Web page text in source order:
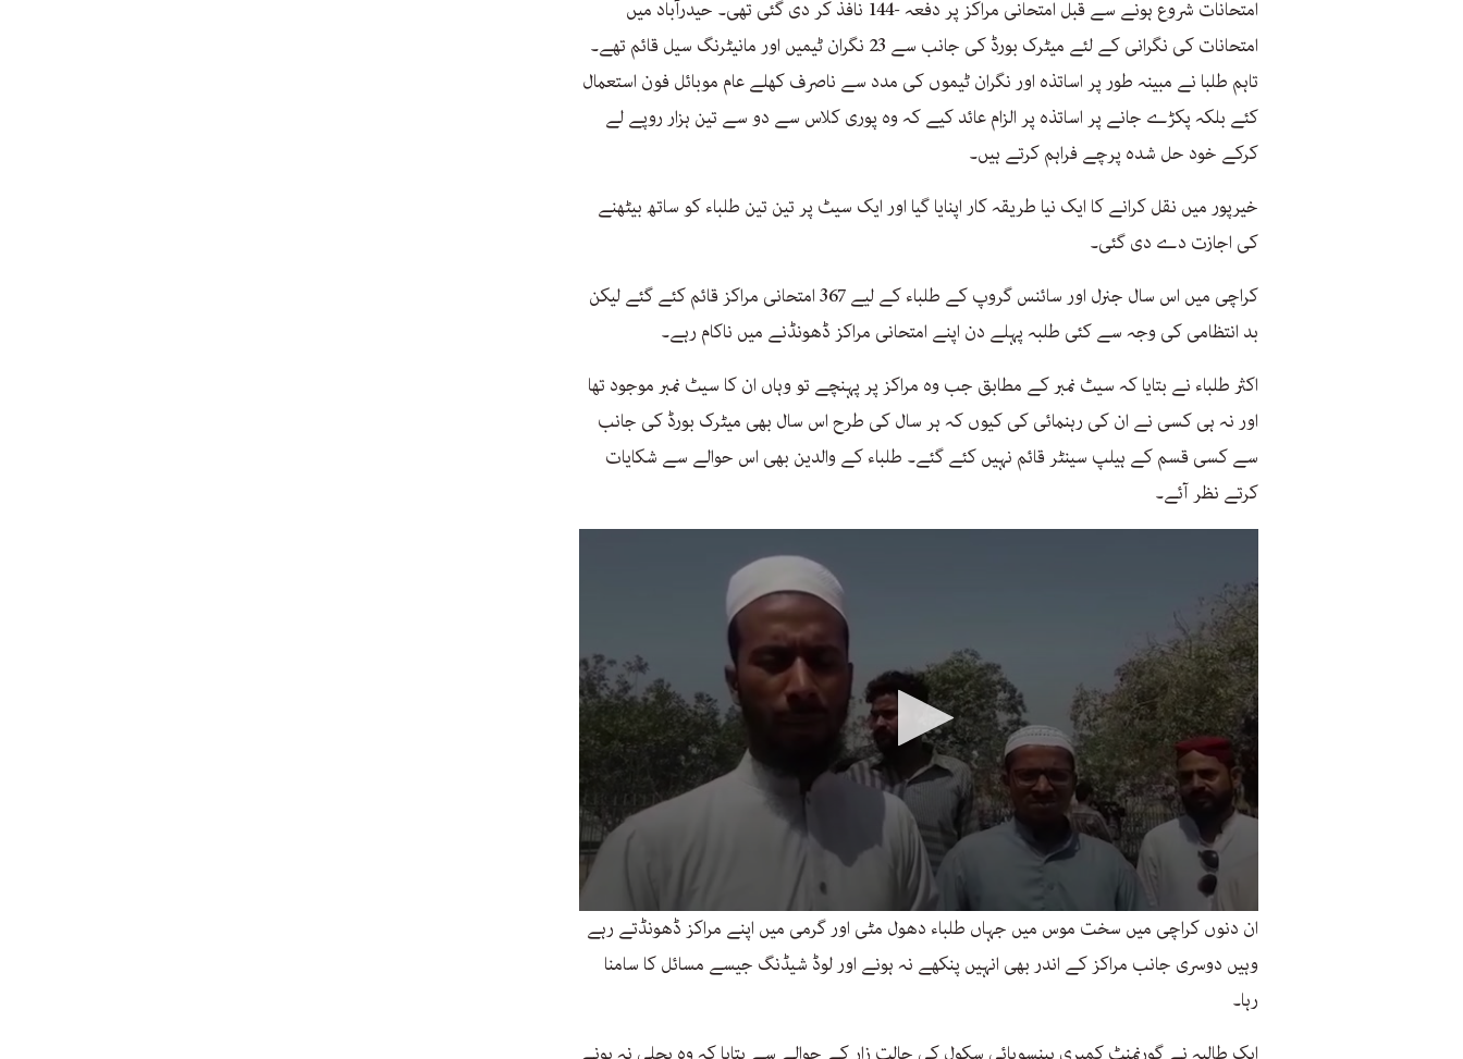
امتحانات شروع ہونے سے قبل امتحانی مراکز پر دفعہ -144 نافذ کر دی گئی تھی۔ حیدرآباد میں
امتحانات کی نگرانی کے لئے میٹرک بورڈ کی جانب سے 23 نگران ٹیمیں اور مانیٹرنگ سیل قائم تھے۔
تاہم طلبا نے مبینہ طور پر اساتذہ اور نگران ٹیموں کی مدد سے ناصرف کھلے عام موبائل فون استعمال
کئے بلکہ پکڑے جانے پر اساتذہ پر الزام عائد کیے کہ وہ پوری کلاس سے دو سے تین ہزار روپے لے
کرکے خود حل شدہ پرچے فراہم کرتے ہیں۔
خیرپور میں نقل کرانے کا ایک نیا طریقہ کار اپنایا گیا اور ایک سیٹ پر تین تین طلباء کو ساتھ بیٹھنے
کی اجازت دے دی گئی۔
کراچی میں اس سال جنرل اور سائنس گروپ کے طلباء کے لیے 367 امتحانی مراکز قائم کئے گئے لیکن
بد انتظامی کی وجہ سے کئی طلبہ پہلے دن اپنے امتحانی مراکز ڈھونڈنے میں ناکام رہے۔
اکثر طلباء نے بتایا کہ سیٹ نمبر کے مطابق جب وہ مراکز پر پہنچے تو وہاں ان کا سیٹ نمبر موجود تھا
اور نہ ہی کسی نے ان کی رہنمائی کی کیوں کہ ہر سال کی طرح اس سال بھی میٹرک بورڈ کی جانب
سے کسی قسم کے ہیلپ سینٹر قائم نہیں کئے گئے۔ طلباء کے والدین بھی اس حوالے سے شکایات
کرتے نظر آئے۔
seconds
ان دنوں کراچی میں سخت موس میں جہاں طلباء دھول مٹی اور گرمی میں اپنے مراکز ڈھونڈتے رہے
وہیں دوسری جانب مراکز کے اندر بھی انہیں پنکھے نہ ہونے اور لوڈ شیڈنگ جیسے مسائل کا سامنا
رہا۔
ایک طالبہ نے گورنمنٹ کمپری ہینسوہائی سکول کی حالت زار کے حوالے سے بتایا کہ وہ بجلی نہ ہونے